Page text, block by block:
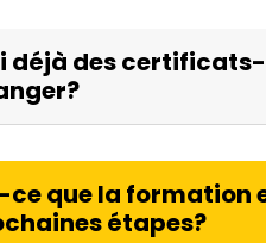
déjà des
ce que la formation
étapes?